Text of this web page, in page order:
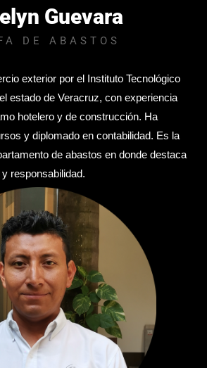
Guevara
DE ABASTOS
exterior por el Instituto Tecnológico
estado de Veracruz, con experiencia
hotelero y de construcción. Ha
y diplomado en contabilidad. Es la
de abastos en donde destaca
responsabilidad.